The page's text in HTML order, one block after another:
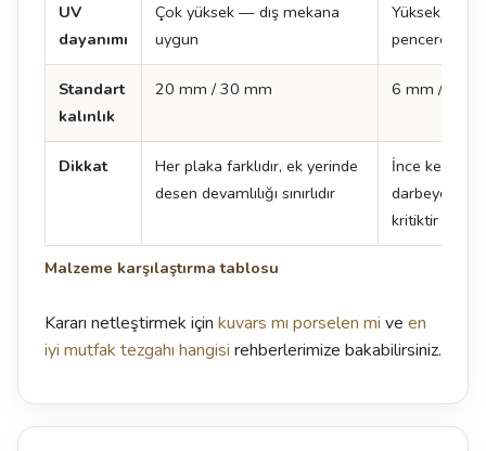
Malzeme karşılaştırma tablosu
UV
dayanımı
Çok yüksek — dış mekana
uygun
Yüksek —
pencere
Standart
kalınlık
20 mm / 30 mm 6 mm / 12
Dikkat
Her plaka farklıdır, ek yerinde
desen devamlılığı sınırlıdır
İnce kesitte
darbeye
kritiktir
Kararı netleştirmek için kuvars mı porselen mi ve en
iyi mutfak tezgahı hangisi rehberlerimize bakabilirsiniz.